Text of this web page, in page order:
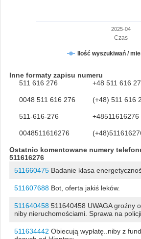
Czas
Ilość wyszukiwań /
2025-04
Inne formaty zapisu numeru
511 616 276
+48 511 616
0048 511 616 276 (+48) 511 616
511-616-276 +48511616276
0048511616276
Ostatnio komentowane numery
511616276
511660475Badanie klasa
511607688Bot, oferta jakiś leków.
511640458511640458 UWAGA groźny
niby nieruchomościami. Sprawa na policji.
511634442 Obiecują wypłatę..niby z